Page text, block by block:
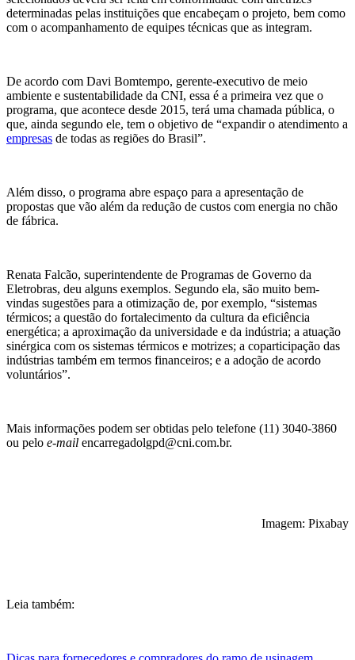
determinadas pelas instituições que encabeçam o projeto, bem como
com o acompanhamento de equipes técnicas que as integram.
De acordo com Davi Bomtempo, gerente-executivo de meio
ambiente e sustentabilidade da CNI, essa é a primeira vez que o
programa, que acontece desde 2015, terá uma chamada pública, o
que, ainda segundo ele, tem o objetivo de “expandir o atendimento a
empresas de todas as regiões do Brasil”.
Além disso, o programa abre espaço para a apresentação de
propostas que vão além da redução de custos com energia no chão
de fábrica.
Renata Falcão, superintendente de Programas de Governo da
Eletrobras, deu alguns exemplos. Segundo ela, são muito bem-
vindas sugestões para a otimização de, por exemplo, “sistemas
térmicos; a questão do fortalecimento da cultura da eficiência
energética; a aproximação da universidade e da indústria; a atuação
sinérgica com os sistemas térmicos e motrizes; a coparticipação das
indústrias também em termos financeiros; e a adoção de acordo
voluntários”.
Mais informações podem ser obtidas pelo telefone (11) 3040-3860
ou pelo e-mail encarregadolgpd@cni.com.br.
Imagem: Pixabay
Leia também: